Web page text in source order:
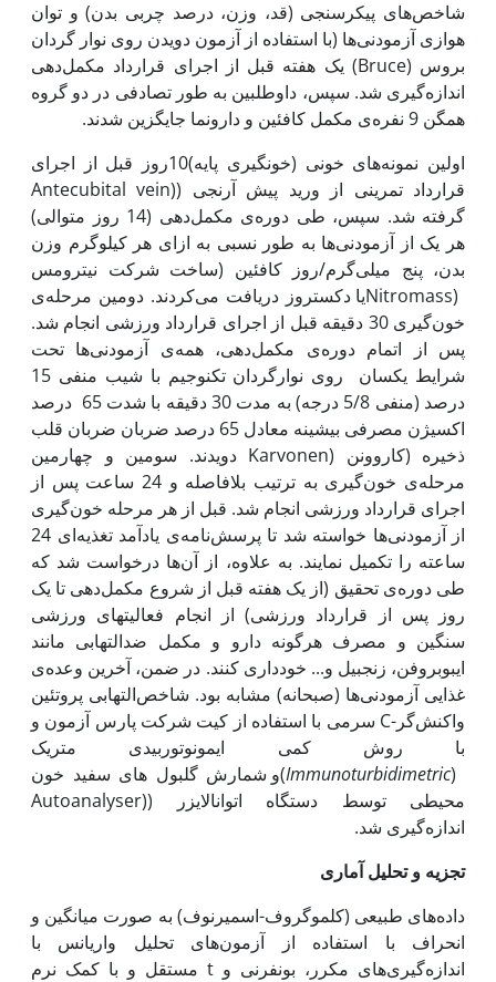
شاخص‌های پیکرسنجی (قد، وزن، درصد چربی بدن) و توان
هوازی آزمودنی‌ها (با استفاده از آزمون دویدن روی نوار گردان
بروس (Bruce) یک هفته قبل از اجرای قرارداد مکمل‌دهی
اندازه‌گیری شد. سپس، داوطلبین به طور تصادفی در دو گروه
همگن 9 نفره‌ی مکمل‌ کافئین و دارونما جایگزین شدند.
اولین نمونه‌های خونی (خونگیری پایه)10روز قبل از اجرای
قرارداد تمرینی از ورید پیش آرنجی ((Antecubital vein
گرفته شد. سپس، طی دوره‌ی مکمل‌دهی (14 روز متوالی)
هر یک از آزمودنی‌ها به طور نسبی به ازای هر کیلوگرم وزن
بدن، پنج میلی‌گرم/روز کافئین (ساخت شرکت نیترومس
(Nitromassیا دکستروز دریافت می‌کردند. دومین مرحله‌ی
خون‌گیری 30 دقیقه قبل از اجرای قرارداد ورزشی انجام شد.
پس از اتمام دوره‌ی مکمل‌دهی، همه‌ی آزمودنی‌ها تحت
شرایط یکسان روی نوار‌گردان تکنوجیم با شیب منفی 15
درصد (منفی 5/8 درجه) به مدت 30 دقیقه با شدت 65 درصد
اکسیژن مصرفی بیشینه معادل 65 درصد ضربان ضربان قلب
ذخیره (کاروونن (Karvonen دویدند. سومین و چهارمین
مرحله‌ی خون‌گیری به ترتیب بلافاصله و 24 ساعت پس از
اجرای قرارداد ورزشی انجام شد. قبل از هر مرحله خون‌گیری
از آزمودنی‌ها خواسته شد تا پرسش‌نامه‌ی یادآمد تغذیه‌ای 24
ساعته را تکمیل نمایند. به علاوه، از آن‌ها درخواست شد که
طی دوره‌ی تحقیق (از یک هفته قبل از شروع مکمل‌دهی تا یک
روز پس از قرارداد ورزشی) از انجام فعالیت­های ورزشی
سنگین و مصرف هر‌گونه دارو و مکمل ضدالتهابی مانند
ایبوبروفن، زنجبیل و... خودداری کنند. در ضمن، آخرین وعده‌ی
غذایی آزمودنی‌ها (صبحانه) مشابه بود. شاخص‌التهابی پروتئین
واکنش‌گر-C سرمی با استفاده از کیت شرکت پارس آزمون و
با روش کمی ایمونوتوربیدی متریک
(
Immunoturbidimetric)و شمارش گلبول های سفید‌ خون
محیطی توسط دستگاه اتوانالایزر ((Autoanalyser
اندازه‌گیری شد.
تجزیه و تحلیل آماری
داده‌های طبیعی (کلموگروف-اسمیرنوف) به صورت میانگین و
انحراف با استفاده از آزمون‌های تحلیل واریانس با
اندازه‌گیری‌های مکرر، بونفرنی و t مستقل و با کمک نرم